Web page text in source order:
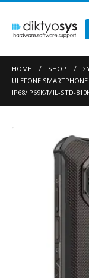
HOME SHOP
ULEFONE
IP68/IP69K/MIL-STD-